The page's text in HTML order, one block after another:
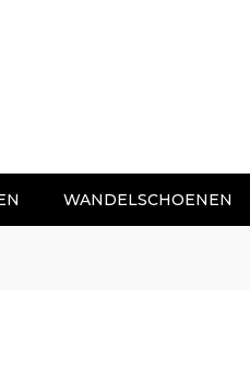
WANDELSCHOENEN